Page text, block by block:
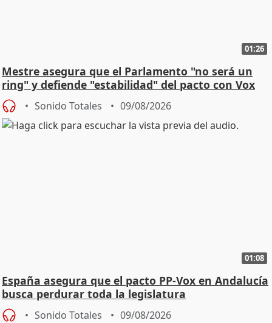
01:26
Mestre asegura que el Parlamento "no será un
ring" y defiende "estabilidad" del pacto con Vox
Sonido Totales 09/08/2026
01:08
España asegura que el pacto PP-Vox en Andalucía
busca perdurar toda la legislatura
Sonido Totales 09/08/2026